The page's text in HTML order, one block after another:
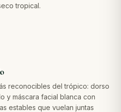
tropical.
reconocibles del trópico: dorso
y máscara facial blanca con
estables que vuelan juntas